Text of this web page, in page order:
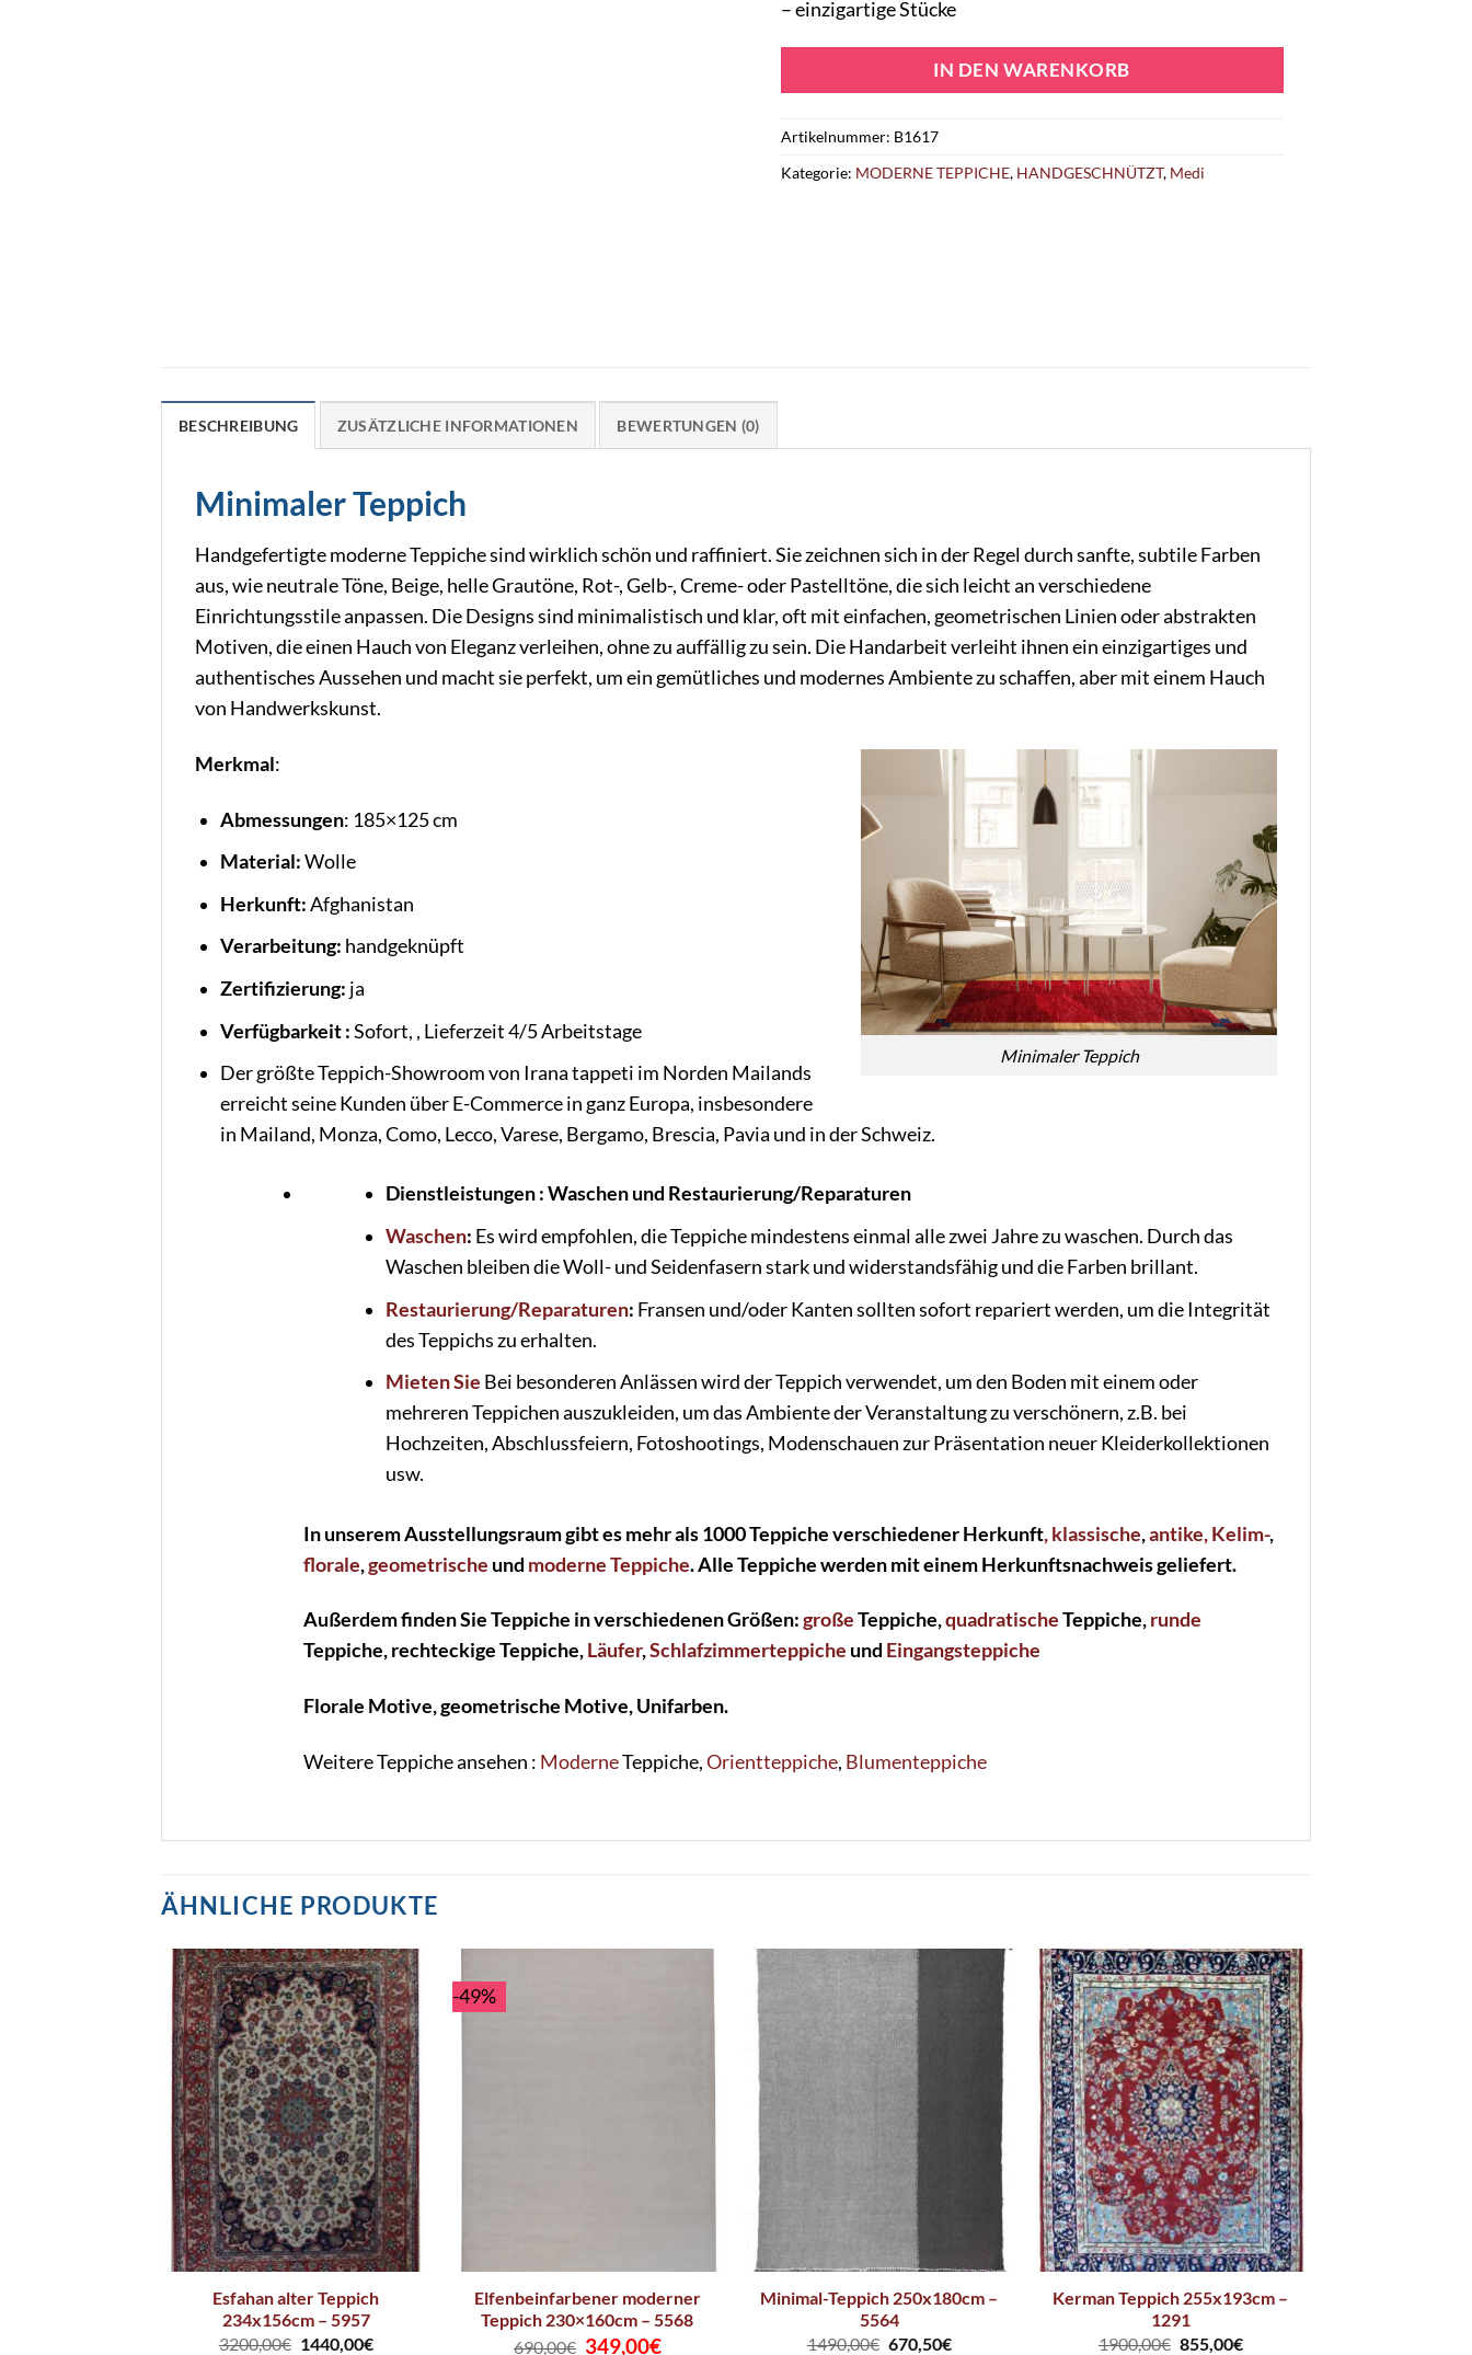
– einzigartige Stücke
IN DEN WARENKORB
Artikelnummer: B1617
Kategorie: MODERNE TEPPICHE, HANDGESCHNÜTZT, Medi
BESCHREIBUNG ZUSÄTZLICHE INFORMATIONEN BEWERTUNGEN (0)
Minimaler Teppich
Handgefertigte moderne Teppiche sind wirklich schön und raffiniert. Sie zeichnen sich in der Regel durch sanfte, subtile Farben
aus, wie neutrale Töne, Beige, helle Grautöne, Rot-, Gelb-, Creme- oder Pastelltöne, die sich leicht an verschiedene
Einrichtungsstile anpassen. Die Designs sind minimalistisch und klar, oft mit einfachen, geometrischen Linien oder abstrakten
Motiven, die einen Hauch von Eleganz verleihen, ohne zu auffällig zu sein. Die Handarbeit verleiht ihnen ein einzigartiges und
authentisches Aussehen und macht sie perfekt, um ein gemütliches und modernes Ambiente zu schaffen, aber mit einem Hauch
von Handwerkskunst.
Minimaler Teppich
Merkmal:
Abmessungen: 185×125 cm
Material:Wolle
Herkunft:Afghanistan
Verarbeitung: handgeknüpft
Zertifizierung: ja
Verfügbarkeit :Sofort, , Lieferzeit 4/5 Arbeitstage
Der größte Teppich-Showroom von Irana tappeti im Norden Mailands
erreicht seine Kunden über E-Commerce in ganz Europa, insbesondere
in Mailand, Monza, Como, Lecco, Varese, Bergamo, Brescia, Pavia und in der Schweiz.
Dienstleistungen : Waschen und Restaurierung/Reparaturen
Waschen: Es wird empfohlen, die Teppiche mindestens einmal alle zwei Jahre zu waschen. Durch das
Waschen bleiben die Woll- und Seidenfasern stark und widerstandsfähig und die Farben brillant.
Restaurierung/Reparaturen: Fransen und/oder Kanten sollten sofort repariert werden, um die Integrität
des Teppichs zu erhalten.
Mieten Sie Bei besonderen Anlässen wird der Teppich verwendet, um den Boden mit einem oder
mehreren Teppichen auszukleiden, um das Ambiente der Veranstaltung zu verschönern, z.B. bei
Hochzeiten, Abschlussfeiern, Fotoshootings, Modenschauen zur Präsentation neuer Kleiderkollektionen
usw.
In unserem Ausstellungsraum gibt es mehr als 1000 Teppiche verschiedener Herkunft, klassische,antike, Kelim-,
florale,geometrische und moderne Teppiche. Alle Teppiche werden mit einem Herkunftsnachweis geliefert.
Außerdem finden Sie Teppiche in verschiedenen Größen:großeTeppiche,quadratischeTeppiche,runde
Teppiche, rechteckige Teppiche,Läufer,Schlafzimmerteppiche und Eingangsteppiche
Florale Motive, geometrische Motive, Unifarben.
Weitere Teppiche ansehen : ModerneTeppiche,Orientteppiche, Blumenteppiche
ÄHNLICHE PRODUKTE
Esfahan alter Teppich
234x156cm – 5957
3200,00€ 1440,00€
-49%
Elfenbeinfarbener moderner
Teppich 230×160cm – 5568
690,00€ Ursprünglicher
349,00€Aktueller
Minimal-Teppich 250x180cm –
5564
1490,00€ 670,50€
Kerman Teppich 255x193cm –
1291
1900,00€ 855,00€